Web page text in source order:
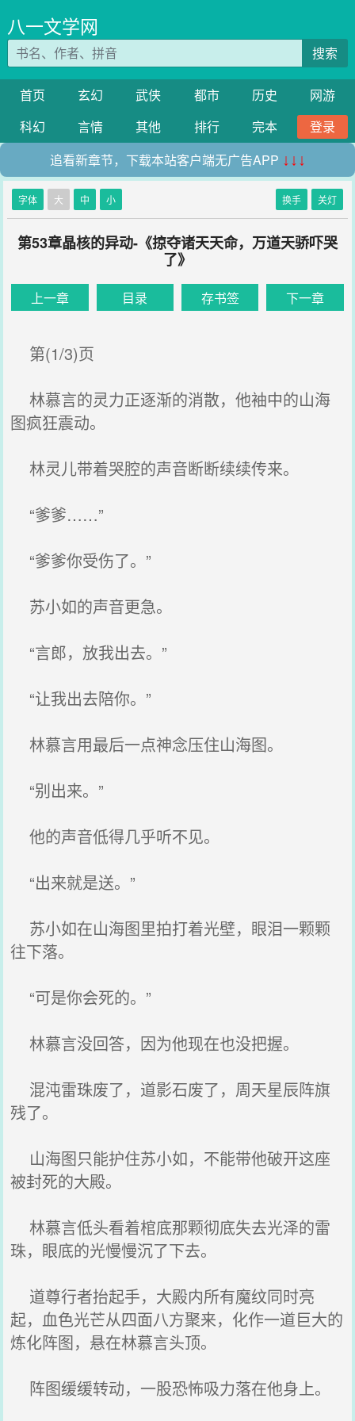
八一文学网
搜索
首页 玄幻 武侠 都市 历史
网游
科幻
言情 其他 排行 完本
登录
追看新章节，下载本站客户端无广告APP ↓↓↓
字体 大 中 小 换手 关灯
第53章晶核的异动-《掠夺诸天天命，万道天骄吓哭
了》
上一章 目录 存书签 下一章
第(1/3)页
林慕言的灵力正逐渐的消散，他袖中的山海
图疯狂震动。
林灵儿带着哭腔的声音断断续续传来。
“爹爹……”
“爹爹你受伤了。”
苏小如的声音更急。
“言郎，放我出去。”
“让我出去陪你。”
林慕言用最后一点神念压住山海图。
“别出来。”
他的声音低得几乎听不见。
“出来就是送。”
苏小如在山海图里拍打着光壁，眼泪一颗颗
往下落。
“可是你会死的。”
林慕言没回答，因为他现在也没把握。
混沌雷珠废了，道影石废了，周天星辰阵旗
残了。
山海图只能护住苏小如，不能带他破开这座
被封死的大殿。
林慕言低头看着棺底那颗彻底失去光泽的雷
珠，眼底的光慢慢沉了下去。
道尊行者抬起手，大殿内所有魔纹同时亮
起，血色光芒从四面八方聚来，化作一道巨大的
炼化阵图，悬在林慕言头顶。
阵图缓缓转动，一股恐怖吸力落在他身上。